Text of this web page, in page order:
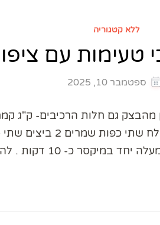
ללא קטגוריה
טעימות עם
ספטמבר 10, 2025
גם חלות הרכיבים- ק"ג
סוכר (אפשר 5 כפות לחלה
10 דקות . להתפיח חצי שעה …